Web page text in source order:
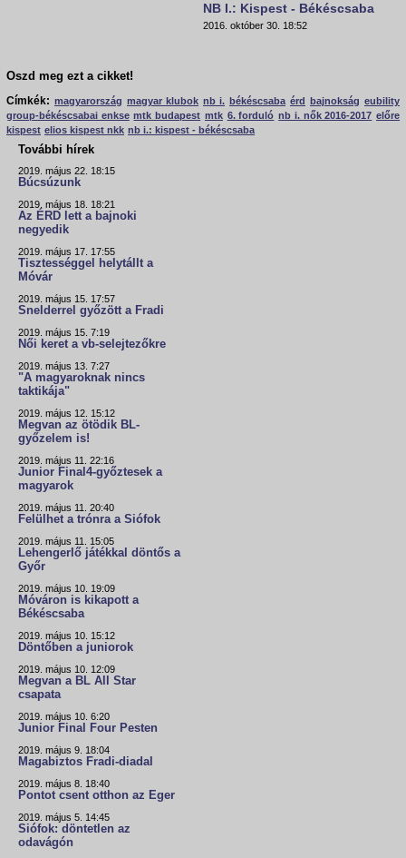
NB I.: Kispest - Békéscsaba
2016. október 30. 18:52
Oszd meg ezt a cikket!
Címkék: magyarország magyar klubok nb i. békéscsaba érd bajnokság eubility
group-békéscsabai enkse mtk budapest mtk 6. forduló nb i. nők 2016-2017 előre
kispest elios kispest nkk nb i.: kispest - békéscsaba
További hírek
2019. május 22. 18:15
Búcsúzunk
2019. május 18. 18:21
Az ÉRD lett a bajnoki
negyedik
2019. május 17. 17:55
Tisztességgel helytállt a
Móvár
2019. május 15. 17:57
Snelderrel győzött a Fradi
2019. május 15. 7:19
Női keret a vb-selejtezőkre
2019. május 13. 7:27
"A magyaroknak nincs
taktikája"
2019. május 12. 15:12
Megvan az ötödik BL-
győzelem is!
2019. május 11. 22:16
Junior Final4-győztesek a
magyarok
2019. május 11. 20:40
Felülhet a trónra a Siófok
2019. május 11. 15:05
Lehengerlő játékkal döntős a
Győr
2019. május 10. 19:09
Móváron is kikapott a
Békéscsaba
2019. május 10. 15:12
Döntőben a juniorok
2019. május 10. 12:09
Megvan a BL All Star
csapata
2019. május 10. 6:20
Junior Final Four Pesten
2019. május 9. 18:04
Magabiztos Fradi-diadal
2019. május 8. 18:40
Pontot csent otthon az Eger
2019. május 5. 14:45
Siófok: döntetlen az
odavágón